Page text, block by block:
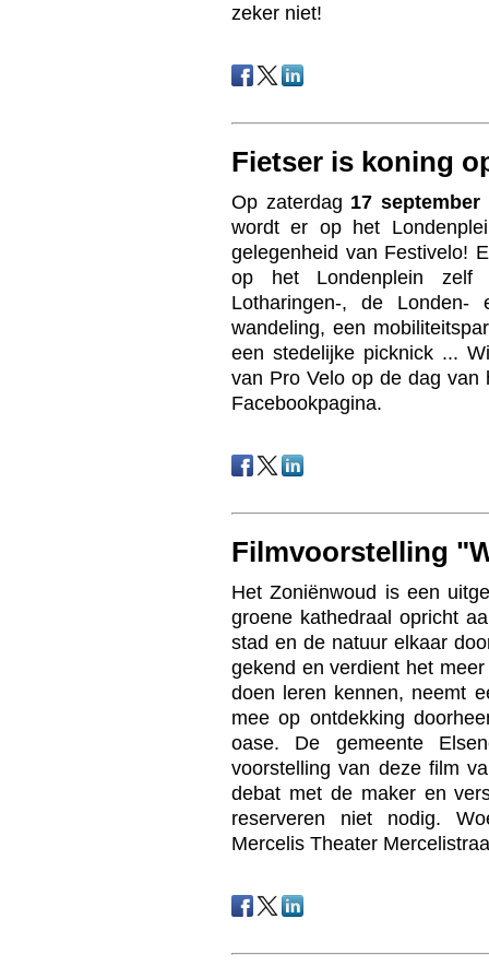
zeker niet!
Fietser is koning
Op zaterdag 17 september
wordt er op het
gelegenheid van Festivelo!
op het Londenplein
Lotharingen-, de Londen-
wandeling, een
een stedelijke picknick ...
van Pro Velo op de dag van
Facebookpagina.
Filmvoorstelling
Het Zoniënwoud is een
groene kathedraal opricht
stad en de natuur elkaar
gekend en verdient het
doen leren kennen, neemt
mee op ontdekking
oase. De gemeente
voorstelling van deze film
debat met de maker en
reserveren niet nodig.
Mercelis Theater